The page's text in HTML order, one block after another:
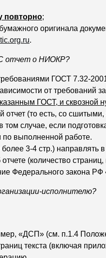
повторно;
оригинала
.
отчет о НИОКР?
ГОСТ 7.32-
от требований
ГОСТ, и сквозной
(то есть, со
том случае, если
выполненной работе.
3-4 стр.)
(количество
Федерального закона
исполнителю?
«ДСП» (см. п.1.4
текста (включая